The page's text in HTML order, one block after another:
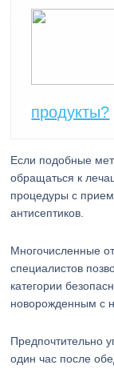
продукты?
Если подобные
обращаться к
процедуры с
антисептиков.
Многочисленные
специалистов
категории
новорожденным с
Предпочтительно
один час после